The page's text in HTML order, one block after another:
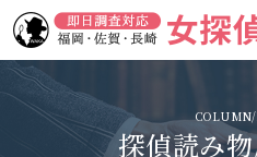
女探偵わかの強み
探偵読み